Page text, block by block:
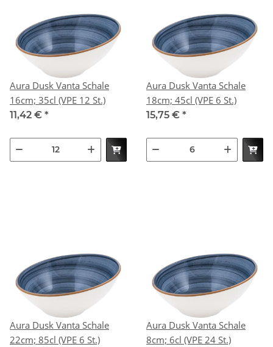
Aura Dusk Vanta Schale
16cm; 35cl (VPE 12 St.)
11,42 € *
Aura Dusk Vanta Schale
18cm; 45cl (VPE 6 St.)
15,75 € *
Aura Dusk Vanta Schale
22cm; 85cl (VPE 6 St.)
Aura Dusk Vanta Schale
8cm; 6cl (VPE 24 St.)